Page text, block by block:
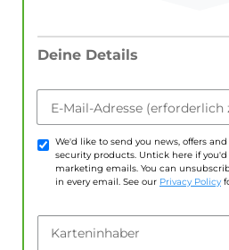
Deine Details
We'd like to send you news, offers
security products. Untick here if
marketing emails. You can
in every email. See our Privacy Policy
Karteninhaber